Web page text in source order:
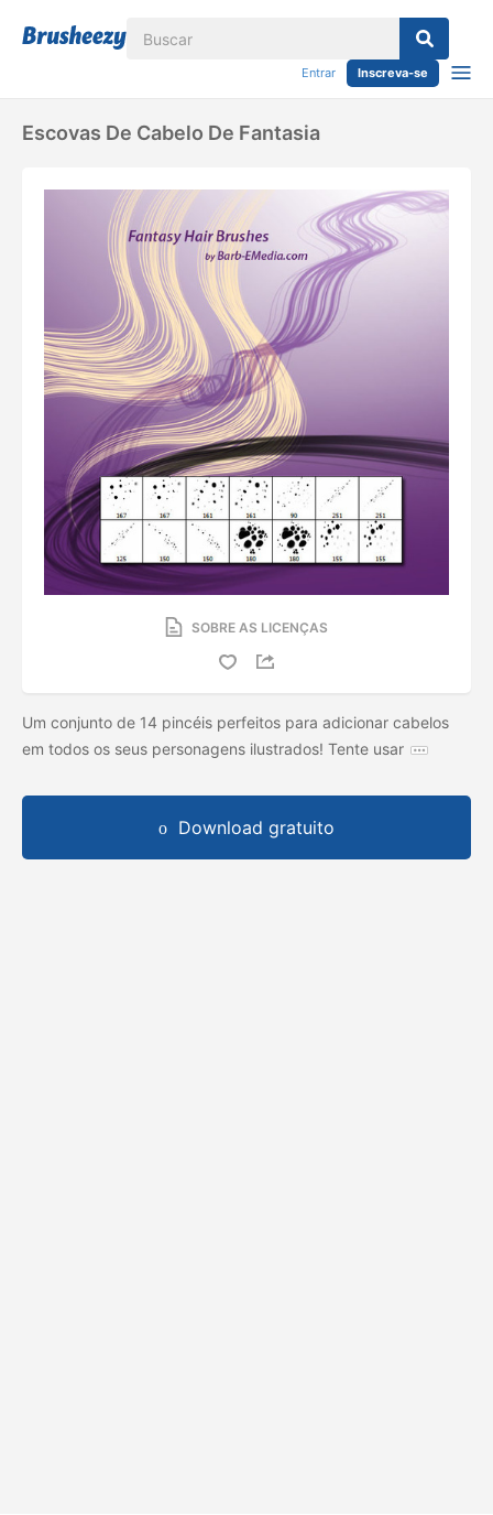
Entrar Inscreva-se
Escovas De Cabelo De Fantasia
SOBRE AS LICENÇAS
Um conjunto de 14 pincéis perfeitos para adicionar cabelos
em todos os seus personagens ilustrados! Tente usar
Download gratuito